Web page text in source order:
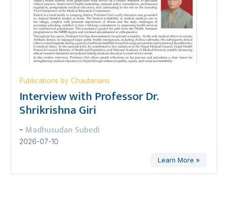
Publications by Chautarians
Interview with Professor Dr.
Shrikrishna Giri
- Madhusudan Subedi
2026-07-10
Learn More »